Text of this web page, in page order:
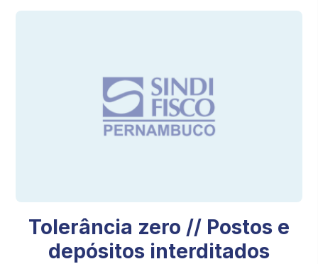
Tolerância zero // Postos e
depósitos interditados